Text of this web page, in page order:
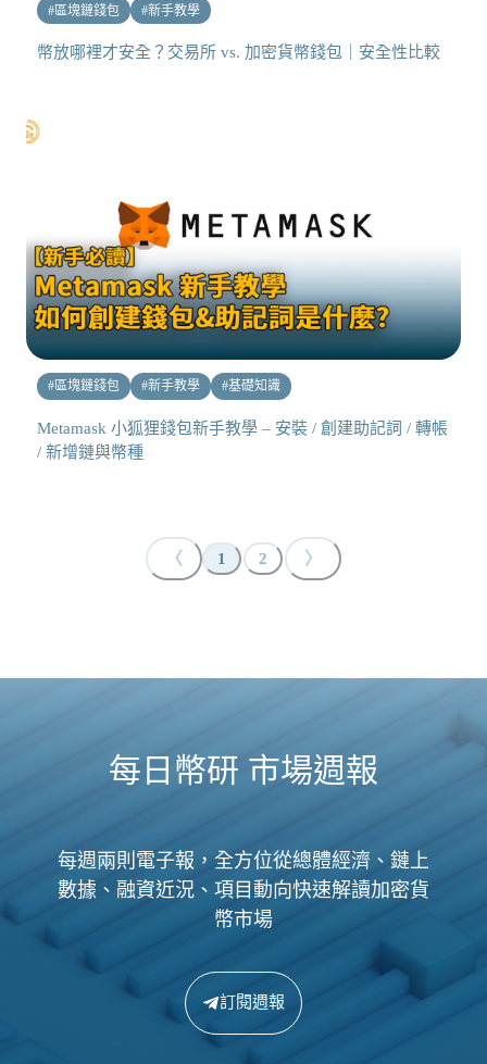
#區塊鏈錢包 #新手教學
幣放哪裡才安全？交易所 vs. 加密貨幣錢包｜安全性比較
#區塊鏈錢包 #新手教學 #基礎知識
Metamask 小狐狸錢包新手教學 – 安裝 / 創建助記詞 / 轉帳
/ 新增鏈與幣種
〈 1 2 〉
每日幣研 市場週報
每週兩則電子報，全方位從總體經濟、鏈上
數據、融資近況、項目動向快速解讀加密貨
幣市場
訂閱週報